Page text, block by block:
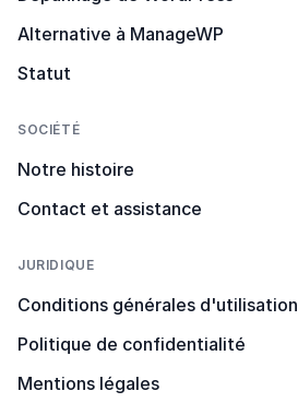
Alternative à ManageWP
Statut
SOCIÉTÉ
Notre histoire
Contact et assistance
JURIDIQUE
Conditions générales d'utilisation
Politique de confidentialité
Mentions légales